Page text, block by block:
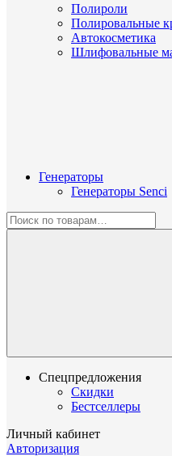
Полироли
Полировальные
Автокосметика
Шлифовальные
Генераторы
Генераторы Senci
Спецпредложения
Скидки
Бестселлеры
Личный кабинет
Авторизация